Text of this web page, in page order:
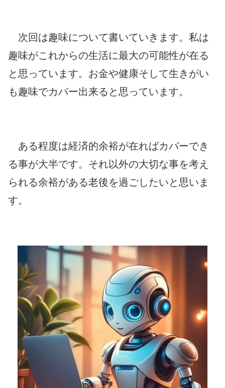
次回は趣味について書いていきます。私は
趣味がこれからの生活に最大の可能性が在る
と思っています。お金や健康そして生きがい
も趣味でカバー出来ると思っています。
ある程度は経済的余裕が在ればカバーでき
る事が大半です。それ以外の大切な事を考え
られる余裕がある老後を過ごしたいと思いま
す。